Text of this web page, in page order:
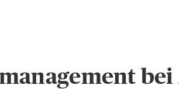
bei